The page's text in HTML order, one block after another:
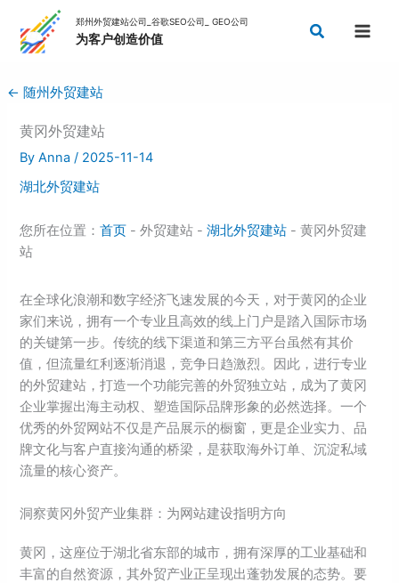
content
Search
← 随州外贸建站
黄冈外贸建站
ByAnna/ 2025-11-14
湖北外贸建站
您所在位置：首页 - 外贸建站 -湖北外贸建站 - 黄冈外贸建
站
在全球化浪潮和数字经济飞速发展的今天，对于黄冈的企业
家们来说，拥有一个专业且高效的线上门户是踏入国际市场
的关键第一步。传统的线下渠道和第三方平台虽然有其价
值，但流量红利逐渐消退，竞争日趋激烈。因此，进行专业
的外贸建站，打造一个功能完善的外贸独立站，成为了黄冈
企业掌握出海主动权、塑造国际品牌形象的必然选择。一个
优秀的外贸网站不仅是产品展示的橱窗，更是企业实力、品
牌文化与客户直接沟通的桥梁，是获取海外订单、沉淀私域
流量的核心资产。
洞察黄冈外贸产业集群：为网站建设指明方向
黄冈，这座位于湖北省东部的城市，拥有深厚的工业基础和
丰富的自然资源，其外贸产业正呈现出蓬勃发展的态势。要